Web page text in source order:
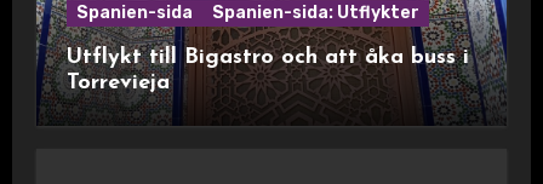
Spanien-sida Spanien-sida: Utflykter
Utflykt till Bigastro och att åka buss i
Torrevieja